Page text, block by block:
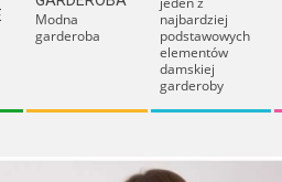
Modna
garderoba
najbardziej
podstawowych
elementów
damskiej
garderoby